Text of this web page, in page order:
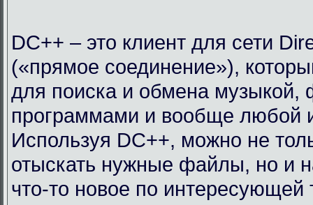
DC++ – это клиент для сети
(«прямое соединение»),
для поиска и обмена
программами и вообще любой
Используя DC++, можно не
отыскать нужные файлы, но и
что-то новое по интересующей